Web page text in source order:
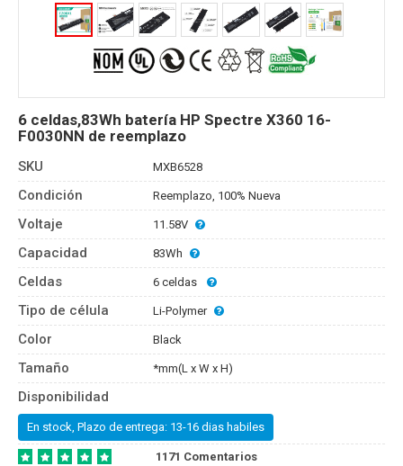
6 celdas,83Wh batería HP Spectre X360 16-
F0030NN de reemplazo
SKU MXB6528
Condición Reemplazo, 100% Nueva
Voltaje 11.58V
Capacidad 83Wh
Celdas 6 celdas
Tipo de célula Li-Polymer
Color Black
Tamaño *mm(L x W x H)
Disponibilidad
En stock, Plazo de entrega: 13-16 dias habiles
1171 Comentarios